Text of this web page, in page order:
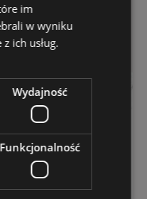
im
w wyniku
ich usług.
Wydajność
Funkcjonalność